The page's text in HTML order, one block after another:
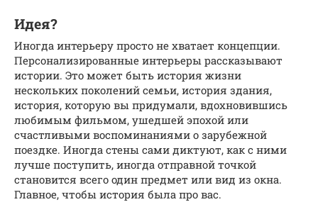
Идея?
Иногда интерьеру просто не хватает концепции.
Персонализированные интерьеры рассказывают
истории. Это может быть история жизни
нескольких поколений семьи, история здания,
история, которую вы придумали, вдохновившись
любимым фильмом, ушедшей эпохой или
счастливыми воспоминаниями о зарубежной
поездке. Иногда стены сами диктуют, как с ними
лучше поступить, иногда отправной точкой
становится всего один предмет или вид из окна.
Главное, чтобы история была про вас.